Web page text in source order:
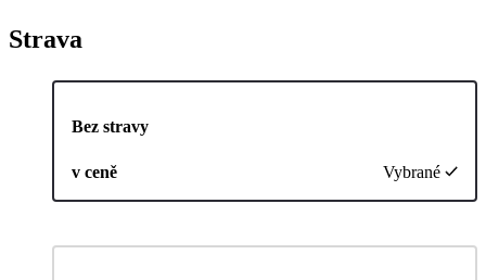
Strava
Bez stravy
v ceně Vybrané